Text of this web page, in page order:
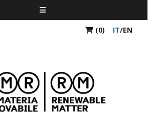
(0) IT/EN